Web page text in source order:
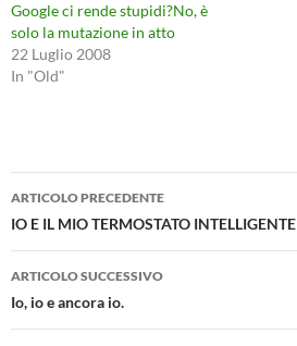
Google ci rende stupidi?No, è
solo la mutazione in atto
22 Luglio 2008
In "Old"
Navigazione
articolo
ARTICOLO PRECEDENTE
IO E IL MIO TERMOSTATO INTELLIGENTE
ARTICOLO SUCCESSIVO
Io, io e ancora io.